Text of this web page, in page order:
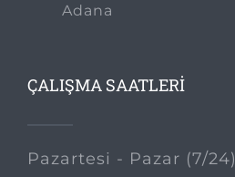
Adana
ÇALIŞMA SAATLERİ
Pazartesi - Pazar (7/24)